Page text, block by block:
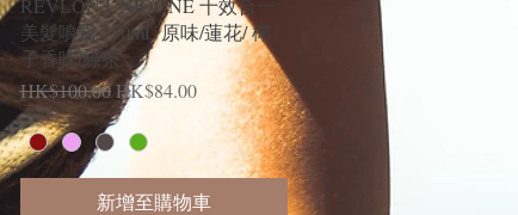
REVLON UNIQONE 十效合一
美髮噴霧 150mL 原味/蓮花/ 椰
子香味/綠茶
一般價格
HK$100.00 促銷價格
HK$84.00
新增至購物車